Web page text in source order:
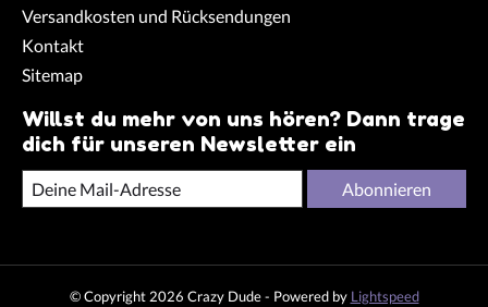
Versandkosten und Rücksendungen
Kontakt
Sitemap
Willst du mehr von uns hören? Dann trage
dich für unseren Newsletter ein
Abonnieren
© Copyright 2026 Crazy Dude - Powered by Lightspeed